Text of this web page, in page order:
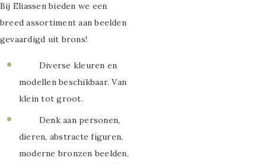
Bij Eliassen bieden we een
breed assortiment aan beelden
gevaardigd uit brons!
Diverse kleuren en
modellen beschikbaar. Van
klein tot groot.
Denk aan personen,
dieren, abstracte figuren,
moderne bronzen beelden,